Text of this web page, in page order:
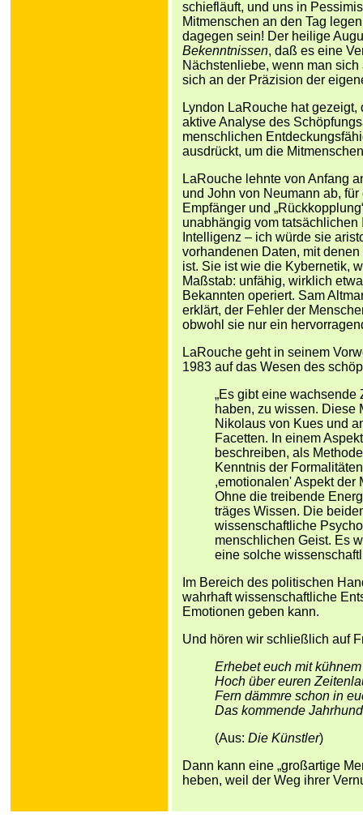
schiefläuft, und uns in
Mitmenschen an den Tag
dagegen sein! Der heilige
Bekenntnissen, daß es eine
Nächstenliebe, wenn man
sich an der Präzision der
Lyndon LaRouche hat
aktive Analyse des
menschlichen
ausdrückt, um die
LaRouche lehnte von Anfang
und John von Neumann ab,
Empfänger und
unabhängig vom
Intelligenz – ich würde sie
vorhandenen Daten, mit
ist. Sie ist wie die Kybernetik,
Maßstab: unfähig, wirklich
Bekannten operiert. Sam
erklärt, der Fehler der
obwohl sie nur ein
LaRouche geht in seinem
1983 auf das Wesen des
„Es gibt eine
haben, zu wissen. Diese
Nikolaus von Kues und
Facetten. In einem
beschreiben, als
Kenntnis der
,emotionalen' Aspekt der
Ohne die treibende
träges Wissen. Die
wissenschaftliche
menschlichen Geist. Es
eine solche
Im Bereich des politischen
wahrhaft wissenschaftliche
Emotionen geben kann.
Und hören wir schließlich auf
Erhebet euch mit
Hoch über euren
Fern dämmre schon in
Das kommende
(Aus: Die Künstler)
Dann kann eine „großartige
heben, weil der Weg ihrer